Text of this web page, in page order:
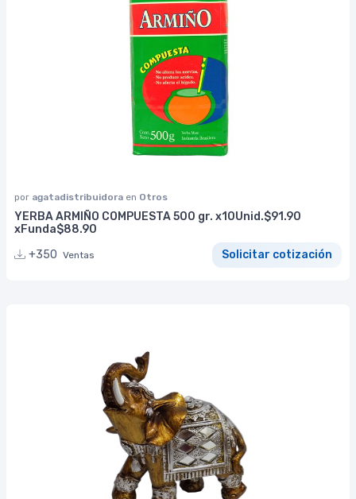
por agatadistribuidora en Otros
YERBA ARMIÑO COMPUESTA 500 gr. x10Unid.$91.90
xFunda$88.90
+350 Ventas Solicitar cotización